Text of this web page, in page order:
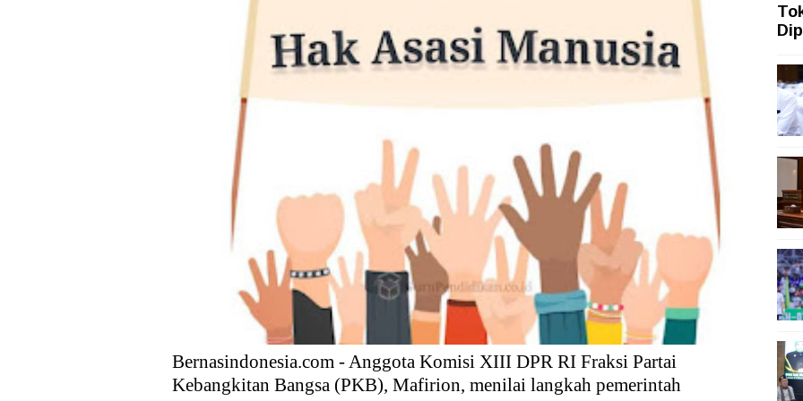
Distribusi Buku Harus Dibarengi dengan Gerakan Penguatan Literasi
Waketum MUI Dukung Perampasan Aset Koruptor
Memahami Masa Depan Gaza dan Agenda Iran
Prabowonomics: Mengembalikan Ekonomi Indonesia kepada Amanat Konstitusi
Perlindungan dan Konsesi Bagi Konsumen Penyandang Disabilitas
Bernasindonesia.com - Anggota Komisi XIII DPR RI Fraksi Partai
Kebangkitan Bangsa (PKB), Mafirion, menilai langkah pemerintah